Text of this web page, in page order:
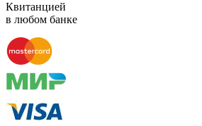
Квитанцией
в любом банке